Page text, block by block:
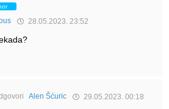
28.05.2023. 23:52
Alen Šćuric 29.05.2023. 00:18